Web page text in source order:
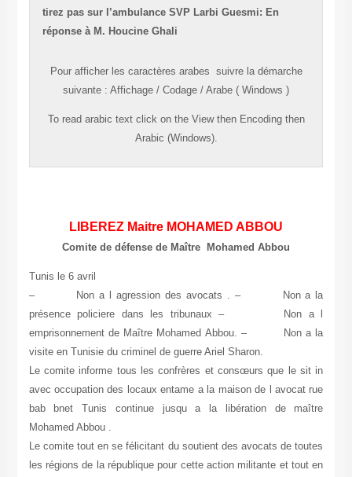
tirez pas sur l’ambulance SVP Larbi Guesmi: En
réponse à M. Houcine Ghali
Pour afficher les caractères arabes suivre la démarche
suivante : Affichage /Codage /Arabe ( Windows )
To read arabic text click on the ViewthenEncoding then
Arabic (Windows).
LIBEREZ Maitre MOHAMED ABBOU
Comite de défense de Maître Mohamed Abbou
– Non a l agression des avocats . – Non a la
présence policiere dans les tribunaux – Non a l
emprisonnement de Maître Mohamed Abbou. – Non a la
visite en Tunisie du criminel de guerre Ariel Sharon.
Le comite informe tous les confrères et consœurs que le sit in
avec occupation des locaux entame a la maison de l avocat rue
bab bnet Tunis continue jusqu a la libération de maître
Mohamed Abbou .
Le comite tout en se félicitant du soutient des avocats de toutes
les régions de la république pour cette action militante et tout en